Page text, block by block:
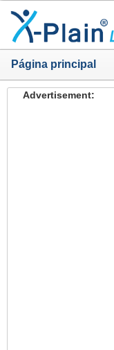
Página principal
Advertisement: